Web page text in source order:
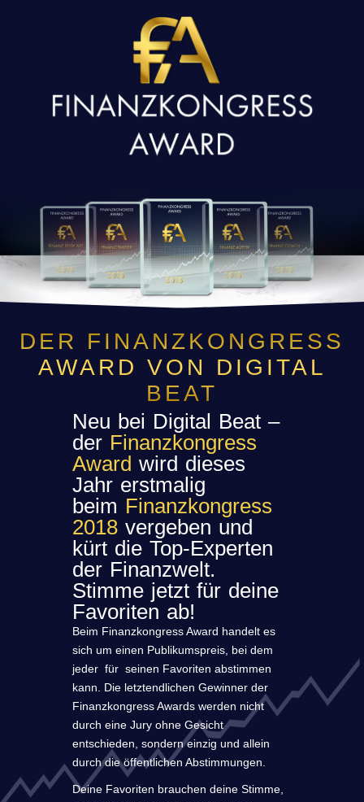
DER FINANZKONGRESS
AWARD VON DIGITAL
BEAT
Neu bei Digital Beat –
der Finanzkongress
Award wird dieses
Jahr erstmalig
beim Finanzkongress
2018 vergeben und
kürt die Top-Experten
der Finanzwelt.
Stimme jetzt für deine
Favoriten ab!
Beim Finanzkongress Award handelt es
sich um einen Publikumspreis, bei dem
jeder für seinen Favoriten abstimmen
kann. Die letztendlichen Gewinner der
Finanzkongress Awards werden nicht
durch eine Jury ohne Gesicht
entschieden, sondern einzig und allein
durch die öffentlichen Abstimmungen.
Deine Favoriten brauchen deine Stimme,